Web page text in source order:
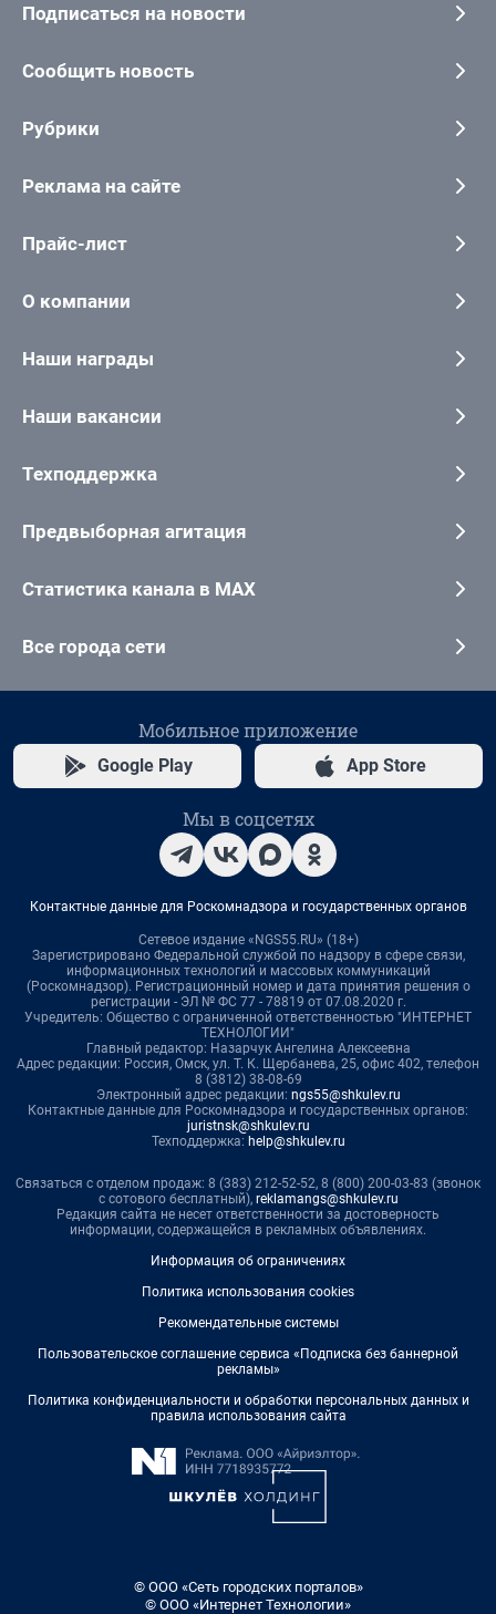
Подписаться на новости
Сообщить новость
Рубрики
Реклама на сайте
Прайс-лист
О компании
Наши награды
Наши вакансии
Техподдержка
Предвыборная агитация
Статистика канала в MAX
Все города сети
Мобильное приложение
Google Play App Store
Мы в соцсетях
Контактные данные для Роскомнадзора и государственных органов
Сетевое издание «NGS55.RU» (18+)
Зарегистрировано Федеральной службой по надзору в сфере связи,
информационных технологий и массовых коммуникаций
(Роскомнадзор). Регистрационный номер и дата принятия решения о
регистрации - ЭЛ № ФС 77 - 78819 от 07.08.2020 г.
Учредитель: Общество с ограниченной ответственностью "ИНТЕРНЕТ
ТЕХНОЛОГИИ"
Главный редактор: Назарчук Ангелина Алексеевна
Адрес редакции: Россия, Омск, ул. Т. К. Щербанева, 25, офис 402, телефон
8 (3812) 38-08-69
Электронный адрес редакции: ngs55@shkulev.ru
Контактные данные для Роскомнадзора и государственных органов:
juristnsk@shkulev.ru
Техподдержка: help@shkulev.ru
Связаться с отделом продаж: 8 (383) 212-52-52, 8 (800) 200-03-83 (звонок
с сотового бесплатный), reklamangs@shkulev.ru
Редакция сайта не несет ответственности за достоверность
информации, содержащейся в рекламных объявлениях.
Информация об ограничениях
Политика использования cookies
Рекомендательные системы
Пользовательское соглашение сервиса «Подписка без баннерной
рекламы»
Политика конфиденциальности и обработки персональных данных и
правила использования сайта
© ООО «Сеть городских порталов»
© ООО «Интернет Технологии»